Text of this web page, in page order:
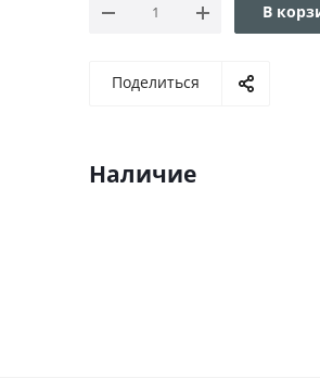
В
Поделиться
Наличие